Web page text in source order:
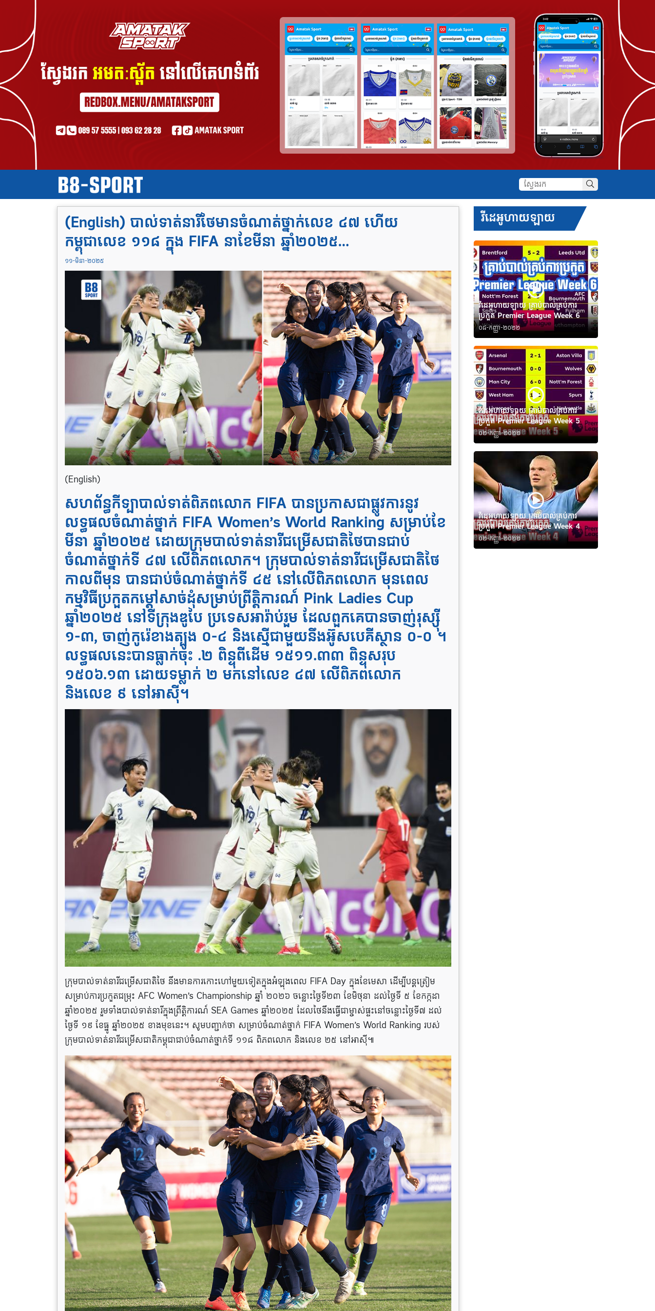
(English) បាល់ទាត់នារីថៃមានចំណាត់ថ្នាក់លេខ ៤៧ ហើយ
កម្ពុជាលេខ ១១៨ ក្នុង FIFA នាខែមីនា ឆ្នាំ២០២៥…
១១-មិនា-២០២៥
(English)
សហព័ន្ធកីទ្បាបាល់ទាត់ពិភពលោក FIFA បានប្រកាសជាផ្លូវការនូវ
លទ្ធផលចំណាត់ថ្នាក់ FIFA Women’s World Ranking សម្រាប់ខែ
មីនា ឆ្នាំ២០២៥ ដោយក្រុមបាល់ទាត់នារីជម្រើសជាតិថៃបានជាប់
ចំណាត់ថ្នាក់ទី ៤៧ លើពិភពលោក។ ក្រុមបាល់ទាត់នារីជម្រើសជាតិថៃ
កាលពីមុន បានជាប់ចំណាត់ថ្នាក់ទី ៤៥ នៅលើពិភពលោក មុនពេល
កម្មវិធីប្រកួតកម្ដៅសាច់ដុំសម្រាប់ព្រឹត្តិការណ៍ Pink Ladies Cup
ឆ្នាំ២០២៥ នៅទីក្រុងឌូបៃ ប្រទេសអារ៉ាប់រួម ដែលពួកគេបានចាញ់រុស្ស៊ី
១-៣, ចាញ់កូរ៉េខាងត្បូង ០-៤ និងស្មើជាមួយនឹងអ៊ូសបេគីស្ថាន ០-០ ។
លទ្ធផលនេះបានធ្លាក់ចុះ .២ ពិន្ទុពីដើម ១៥១១.៣៣ ពិន្ទុសរុប
១៥០៦.១៣ ដោយទម្លាក់ ២ មកនៅលេខ ៤៧ លើពិភពលោក
និងលេខ ៩ នៅអាស៊ី។
ក្រុមបាល់ទាត់នារីជម្រើសជាតិថៃ នឹងមានការកោះហៅមួយទៀតក្នុងអំឡុងពេល FIFA Day ក្នុងខែមេសា ដើម្បីបន្តត្រៀម
សម្រាប់ការប្រកួតជម្រុះ AFC Women’s Championship ឆ្នាំ ២០២៦ ចន្លោះថ្ងៃទី២៣ ខែមិថុនា ដល់ថ្ងៃទី ៥ ខែកក្កដា
ឆ្នាំ២០២៥ រួមទាំងបាល់ទាត់នារីក្នុងព្រឹត្តិការណ៍ SEA Games ឆ្នាំ២០២៥ ដែលថៃនឹងធ្វើជាម្ចាស់ផ្ទះនៅចន្លោះថ្ងៃទី៧ ដល់
ថ្ងៃទី ១៩ ខែធ្នូ ឆ្នាំ២០២៥ ខាងមុខនេះ។ សូមបញ្ជាក់ថា សម្រាប់ចំណាត់ថ្នាក់ FIFA Women’s World Ranking របស់
ក្រុមបាល់ទាត់នារីជម្រើសជាតិកម្ពុជាជាប់ចំណាត់ថ្នាក់ទី ១១៨ ពិភពលោក និងលេខ ២៥ នៅអាស៊ី៕
វីដេអូហាយឡាយ
វីដេអូហាយឡាយ គ្រាប់បាល់គ្រប់ការ
ប្រកួត Premier League Week 6
០៨-កញ្ញា-២០២២
វីដេអូហាយឡាយ គ្រាប់បាល់គ្រប់ការ
ប្រកួត Premier League Week 5
០២-កញ្ញា-២០២២
វីដេអូហាយឡាយ គ្រាប់បាល់គ្រប់ការ
ប្រកួត Premier League Week 4
០២-កញ្ញា-២០២២